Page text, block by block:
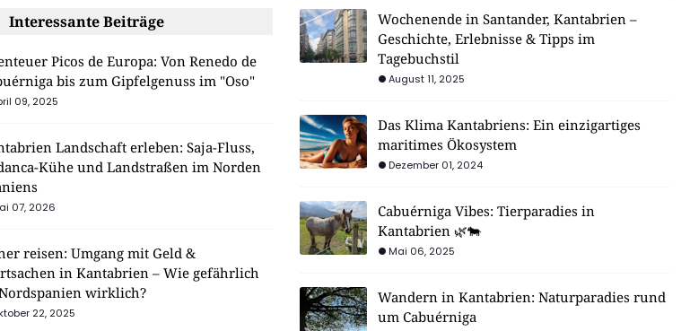
Interessante Beiträge
Picos de Europa: Von Renedo de
bis zum Gipfelgenuss im "Oso"
09, 2025
Landschaft erleben: Saja-Fluss,
Kühe und Landstraßen im Norden
07, 2026
reisen: Umgang mit Geld &
in Kantabrien – Wie gefährlich
wirklich?
22, 2025
Wochenende in Santander, Kantabrien –
Geschichte, Erlebnisse & Tipps im
Tagebuchstil
August 11, 2025
Das Klima Kantabriens: Ein einzigartiges
maritimes Ökosystem
Dezember 01, 2024
Cabuérniga Vibes: Tierparadies in
Kantabrien 🌿🐄
Mai 06, 2025
Wandern in Kantabrien: Naturparadies rund
um Cabuérniga